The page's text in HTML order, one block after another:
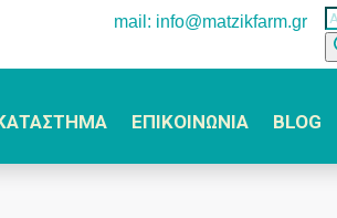
mail: info@matzikfarm.gr
ΕΠΙΚΟΙΝΩΝΙΑ BLOG